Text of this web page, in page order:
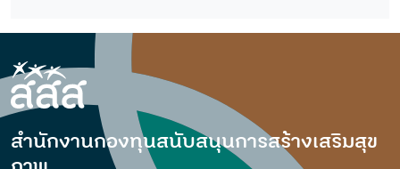
สำนักงานกองทุนสนับสนุนการสร้างเสริมสุข